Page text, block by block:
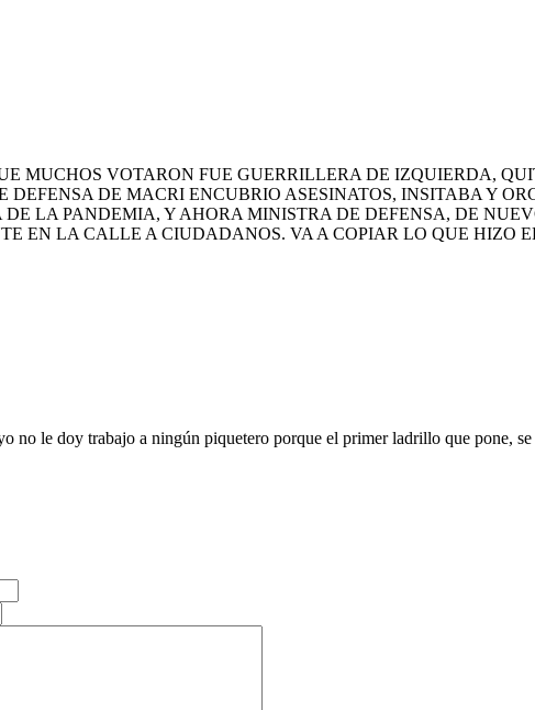
MUCHOS VOTARON FUE GUERRILLERA DE IZQUIERDA,
DEFENSA DE MACRI ENCUBRIO ASESINATOS, INSITABA Y
DE LA PANDEMIA, Y AHORA MINISTRA DE DEFENSA, DE
EN LA CALLE A CIUDADANOS. VA A COPIAR LO QUE HIZO
no le doy trabajo a ningún piquetero porque el primer ladrillo que pone, se